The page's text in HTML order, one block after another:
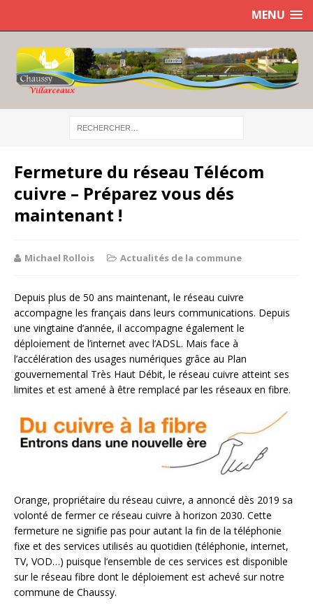
MENU
Fermeture du réseau Télécom
cuivre – Préparez vous dés
maintenant !
Michael Rollois Actualités de la commune
Depuis plus de 50 ans maintenant, le réseau cuivre
accompagne les français dans leurs communications. Depuis
une vingtaine d’année, il accompagne également le
déploiement de l’internet avec l’ADSL. Mais face à
l’accélération des usages numériques grâce au Plan
gouvernemental Très Haut Débit, le réseau cuivre atteint ses
limites et est amené à être remplacé par les réseaux en fibre.
Orange, propriétaire du réseau cuivre, a annoncé dès 2019 sa
volonté de fermer ce réseau cuivre à horizon 2030. Cette
fermeture ne signifie pas pour autant la fin de la téléphonie
fixe et des services utilisés au quotidien (téléphonie, internet,
TV, VOD…) puisque l’ensemble de ces services est disponible
sur le réseau fibre dont le déploiement est achevé sur notre
commune de Chaussy.